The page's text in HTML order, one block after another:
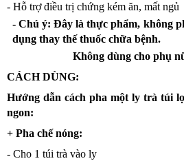
- Hỗ trợ điều trị chứng kém ăn, mất ngủ
- Chú ý: Đây là thực phẩm, không
dụng thay thế thuốc chữa bệnh.
Không dùng cho phụ
CÁCH DÙNG:
Hướng dẫn cách pha một ly trà túi
ngon:
+ Pha chế nóng:
- Cho 1 túi trà vào ly